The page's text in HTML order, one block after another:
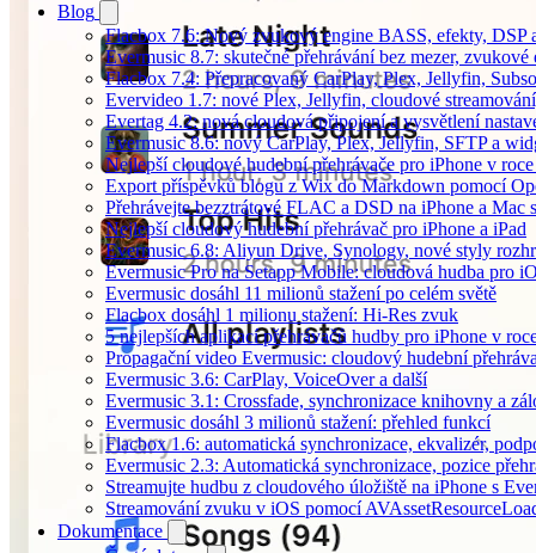
Blog
Flacbox 7.6: Nový zvukový engine BASS, efekty, DSP
Evermusic 8.7: skutečné přehrávání bez mezer,
Flacbox 7.4: Přepracovaný CarPlay, Plex, Jellyfin,
Evervideo 1.7: nové Plex, Jellyfin, cloudové
Evertag 4.2: nová cloudová připojení a vysvětlení
Evermusic 8.6: nový CarPlay, Plex, Jellyfin, SFTP a
Nejlepší cloudové hudební přehrávače pro iPhone v
Export příspěvků blogu z Wix do Markdown pomocí
Přehrávejte bezztrátové FLAC a DSD na iPhone a Mac
Nejlepší cloudový hudební přehrávač pro iPhone a iPad
Evermusic 6.8: Aliyun Drive, Synology, nové styly
Evermusic Pro na Setapp Mobile: cloudová hudba pro
Evermusic dosáhl 11 milionů stažení po celém světě
Flacbox dosáhl 1 milionu stažení: Hi-Res zvuk
5 nejlepších aplikací přehrávačů hudby pro iPhone v
Propagační video Evermusic: cloudový hudební
Evermusic 3.6: CarPlay, VoiceOver a další
Evermusic 3.1: Crossfade, synchronizace knihovny a
Evermusic dosáhl 3 milionů stažení: přehled funkcí
Flacbox 1.6: automatická synchronizace, ekvalizér,
Evermusic 2.3: Automatická synchronizace, pozice
Streamujte hudbu z cloudového úložiště na iPhone s
Streamování zvuku v iOS pomocí
Dokumentace